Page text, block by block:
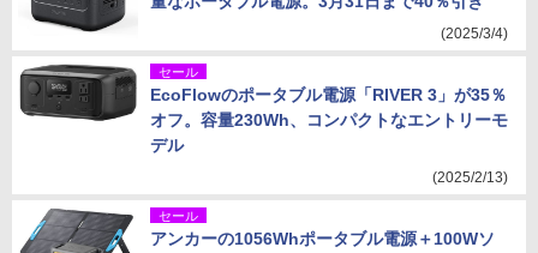
(2025/3/4)
セール
EcoFlowのポータブル電源「RIVER 3」が35％
オフ。容量230Wh、コンパクトなエントリーモ
デル
(2025/2/13)
セール
アンカーの1056Whポータブル電源＋100Wソ